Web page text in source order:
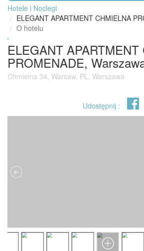
Hotele i Noclegi
ELEGANT APARTMENT CHMIELNA
O hotelu
ELEGANT
PROMENADE,
Chmielna 34, Warsaw, PL, Warszawa
Udostępnij :